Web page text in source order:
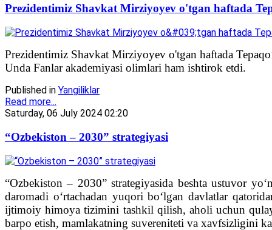
Prezidentimiz Shavkat Mirziyoyev o'tgan haftada
Prezidentimiz Shavkat Mirziyoyev o'tgan haftada
Unda Fanlar akademiyasi olimlari ham ishtirok etdi.
Published in Yangiliklar
Read more...
Saturday, 06 July 2024 02:20
“Ozbekiston – 2030” strategiyasi
“Ozbekiston – 2030” strategiyasida beshta ustuvor
daromadi o‘rtachadan yuqori bo‘lgan davlatlar
ijtimoiy himoya tizimini tashkil qilish, aholi uchun
barpo etish, mamlakatning suvereniteti va xavfsizligini